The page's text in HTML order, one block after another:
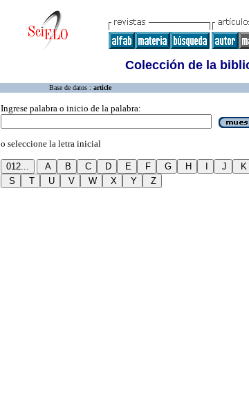
Colección de la
Base de datos : article
Ingrese palabra o inicio de la palabra:
o seleccione la letra inicial